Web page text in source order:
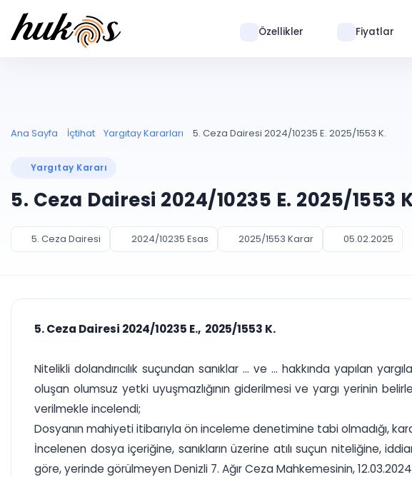
Özellikler Fiyatlar
Ana Sayfa İçtihat Yargıtay Kararları 5. Ceza Dairesi 2024/10235 E. 2025/1553 K.
Yargıtay Kararı
5. Ceza Dairesi 2024/10235 E. 2025/1553
5. Ceza Dairesi 2024/10235 Esas 2025/1553 Karar 05.02.2025
5. Ceza Dairesi 2024/10235 E., 2025/1553 K.
Nitelikli dolandırıcılık suçundan sanıklar ... ve ... hakkında yapılan
oluşan olumsuz yetki uyuşmazlığının giderilmesi ve yargı yerinin
verilmekle incelendi;
Dosyanın mahiyeti itibarıyla ön inceleme denetimine tabi olmadığı,
İncelenen dosya içeriğine, sanıkların üzerine atılı suçun niteliğine,
göre, yerinde görülmeyen Denizli 7. Ağır Ceza Mahkemesinin, 12.03.2024